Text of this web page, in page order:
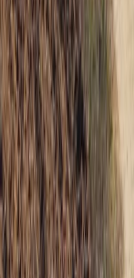
y analizar el tráfico del
tus preferencias.